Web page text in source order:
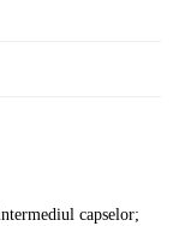
capselor;